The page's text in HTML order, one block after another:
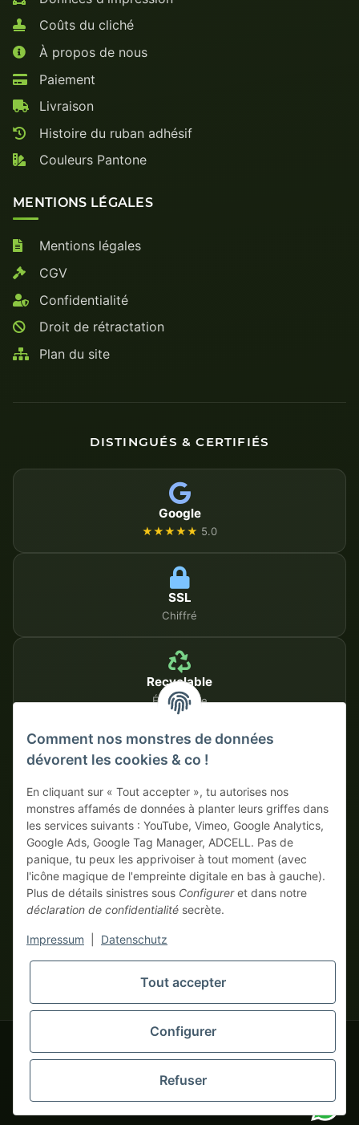
Coûts du cliché
À propos de nous
Paiement
Livraison
Histoire du ruban adhésif
Couleurs Pantone
MENTIONS LÉGALES
Mentions légales
CGV
Confidentialité
Droit de rétractation
Plan du site
DISTINGUÉS & CERTIFIÉS
Google
★★★★★ 5.0
SSL
Chiffré
Recyclable
Écologique
MÉTHODES DE PAIEMENT SÉCURISÉES
Sur facture Paiement anticipé avec escompte
vrais monstres business commandent ! Vente uniquement aux
entrepreneurs (§ 14 BGB), aucun client particulier (§ 13 BGB).
Les prix en devises étrangères sont indicatifs et se basent sur le
taux de change actuel. La devise contractuelle est l'euro (EUR).
© 2020-2026 tapemonster - Tous droits réservés. Design by
Des milliers de clients satisfaits depuis 2020
Comment nos monstres de données
dévorent les cookies & co !
En cliquant sur « Tout accepter », tu autorises nos
monstres affamés de données à planter leurs griffes dans
les services suivants : YouTube, Vimeo, Google Analytics,
Google Ads, Google Tag Manager, ADCELL. Pas de
panique, tu peux les apprivoiser à tout moment (avec
l'icône magique de l'empreinte digitale en bas à gauche).
Plus de détails sinistres sous Configureret dans notre
déclaration de confidentialité secrète.
Impressum Datenschutz
Tout accepter
Configurer
Refuser